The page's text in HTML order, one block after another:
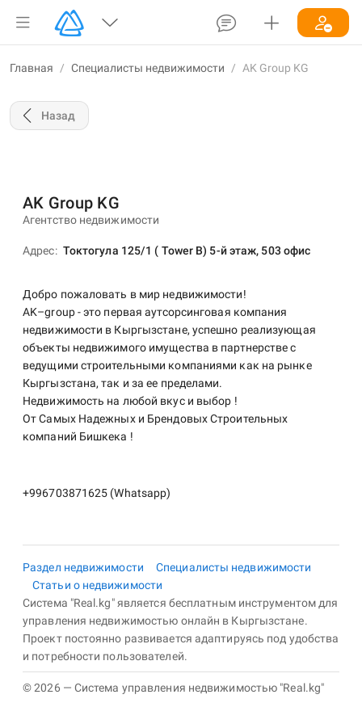
Главная / Специалисты недвижимости / AK Group KG
Назад
AK Group KG
Агентство недвижимости
Адрес Токтогула 125/1 ( Tower B) 5-й этаж, 503 офис
Добро пожаловать в мир недвижимости!
AK–group - это первая аутсорсинговая компания
недвижимости в Кыргызстане, успешно реализующая
объекты недвижимого имущества в партнерстве с
ведущими строительными компаниями как на рынке
Кыргызстана, так и за ее пределами.
Недвижимость на любой вкус и выбор !
От Самых Надежных и Брендовых Строительных
компаний Бишкека !
+996703871625 (Whatsapp)
Раздел недвижимости
Специалисты недвижимости
Статьи о недвижимости
Система "Real.kg" является бесплатным инструментом для
управления недвижимостью онлайн в Кыргызстане.
Проект постоянно развивается адаптируясь под удобства
и потребности пользователей.
© 2026 — Система управления недвижимостью "Real.kg"